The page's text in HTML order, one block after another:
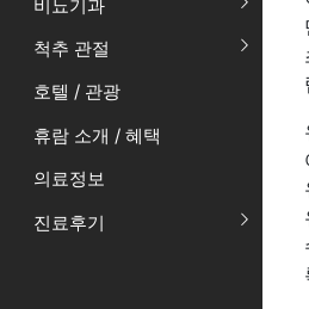
비뇨기과
척추 관절
호텔 / 관광
휴람 소개 / 혜택
의료정보
진료후기